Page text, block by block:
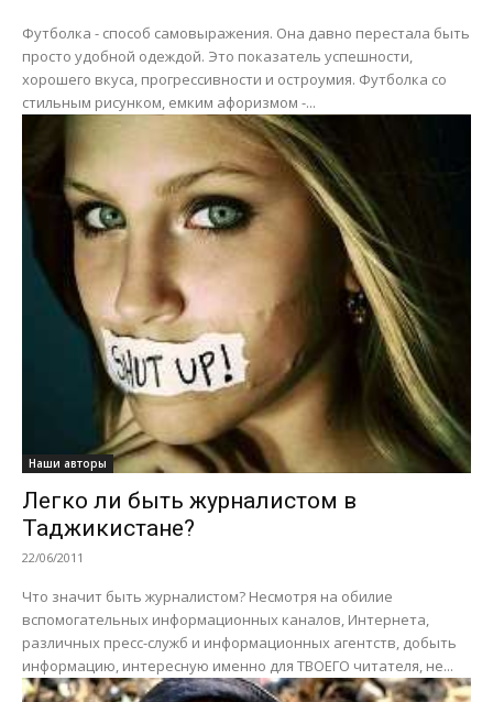
Футболка - способ самовыражения. Она давно перестала быть
просто удобной одеждой. Это показатель успешности,
хорошего вкуса, прогрессивности и остроумия. Футболка со
стильным рисунком, емким афоризмом -...
Наши авторы
Легко ли быть журналистом в
Таджикистане?
22/06/2011
Что значит быть журналистом? Несмотря на обилие
вспомогательных информационных каналов, Интернета,
различных пресс-служб и информационных агентств, добыть
информацию, интересную именно для ТВОЕГО читателя, не...